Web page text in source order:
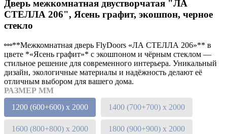
Дверь межкомнатная двустворчатая "ЛА
СТЕЛЛА 206", Ясень графит, экошпон, черное
стекло
**Межкомнатная дверь FlyDoors «ЛА СТЕЛЛА 206»** в
цвете *«Ясень графит»* с экошпоном и чёрным стеклом —
стильное решение для современного интерьера. Уникальный
дизайн, экологичные материалы и надёжность делают её
отличным выбором для вашего дома.
РАЗМЕР ММ
1200 (600+600) х 2000
1400 (700+700) х 2000
1600 (800+800) х 2000 1800 (900+900) х 2000